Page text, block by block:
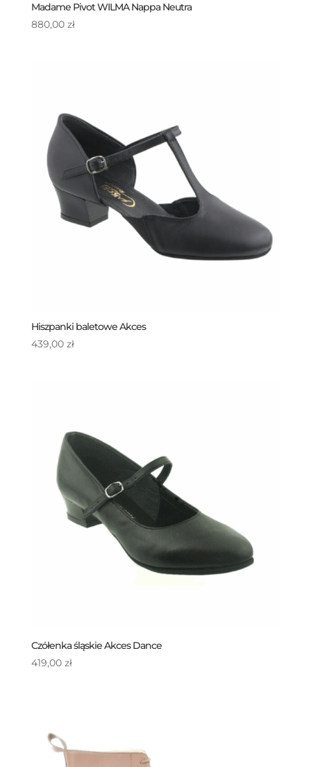
Madame Pivot WILMA Nappa Neutra
880,00 zł
Hiszpanki baletowe Akces
439,00 zł
Czółenka śląskie Akces Dance
419,00 zł